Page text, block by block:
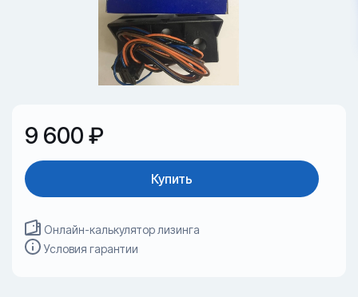
9 600 ₽
Купить
Онлайн-калькулятор лизинга
Условия гарантии